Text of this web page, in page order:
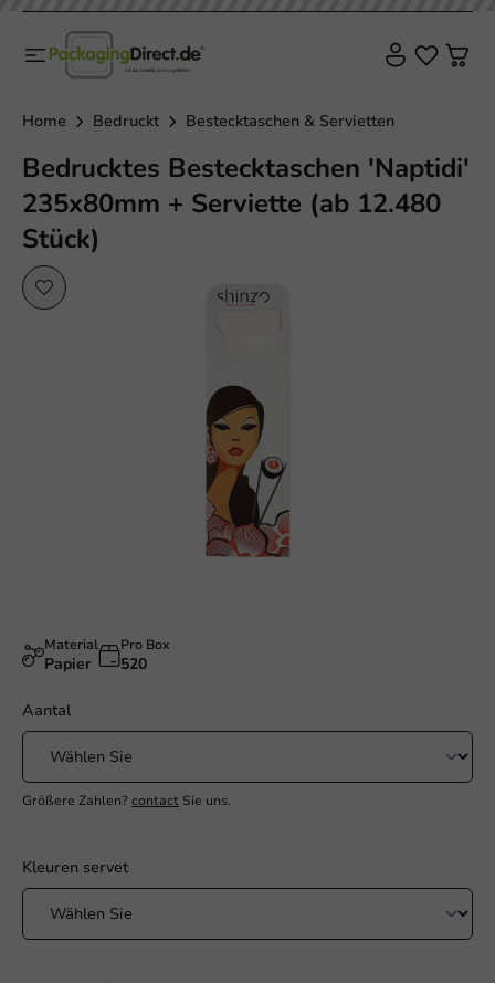
Home Bedruckt Bestecktaschen & Servietten
Bedrucktes Bestecktaschen 'Naptidi'
235x80mm + Serviette (ab 12.480
Stück)
Material
Papier
Pro Box
520
Aantal
Größere Zahlen? contact Sie uns.
Kleuren servet